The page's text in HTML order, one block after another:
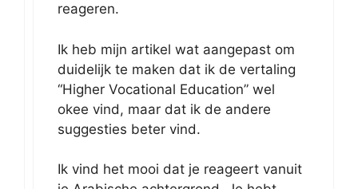
reageren.
Ik heb mijn artikel wat aangepast om
duidelijk te maken dat ik de vertaling
“Higher Vocational Education” wel
okee vind, maar dat ik de andere
suggesties beter vind.
Ik vind het mooi dat je reageert vanuit